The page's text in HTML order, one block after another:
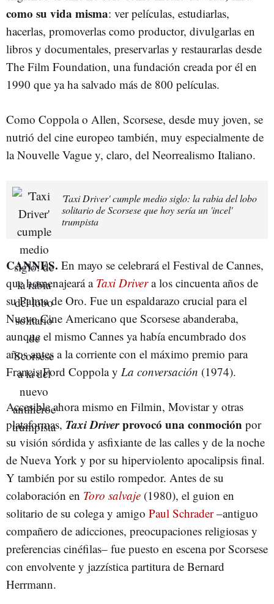
como su vida misma: ver películas, estudiarlas,
hacerlas, promoverlas como productor, divulgarlas en
libros y documentales, preservarlas y restaurarlas desde
The Film Foundation, una fundación creada por él en
1990 que ya ha salvado más de 800 películas.
Como Coppola o Allen, Scorsese, desde muy joven, se
nutrió del cine europeo también, muy especialmente de
la Nouvelle Vague y, claro, del Neorrealismo Italiano.
'Taxi Driver' cumple medio siglo: la rabia del lobo
solitario de Scorsese que hoy sería un 'incel'
trumpista
CANNES. En mayo se celebrará el Festival de Cannes,
que homenajeará a Taxi Drivera los cincuenta años de
su Palma de Oro. Fue un espaldarazo crucial para el
Nuevo Cine Americano que Scorsese abanderaba,
aunque el mismo Cannes ya había encumbrado dos
años antes a la corriente con el máximo premio para
Francis Ford Coppola y La conversación (1974).
Accesible ahora mismo en Filmin, Movistar y otras
plataformas, Taxi Driverprovocó una conmoción por
su visión sórdida y asfixiante de las calles y de la noche
de Nueva York y por su hiperviolento apocalipsis final.
Y también por su estilo rompedor. Antes de su
colaboración en Toro salvaje (1980), el guion en
solitario de su colega y amigo Paul Schrader–antiguo
compañero de adicciones, preocupaciones religiosas y
preferencias cinéfilas– fue puesto en escena por Scorsese
con envolvente y jazzística partitura de Bernard
Herrmann.